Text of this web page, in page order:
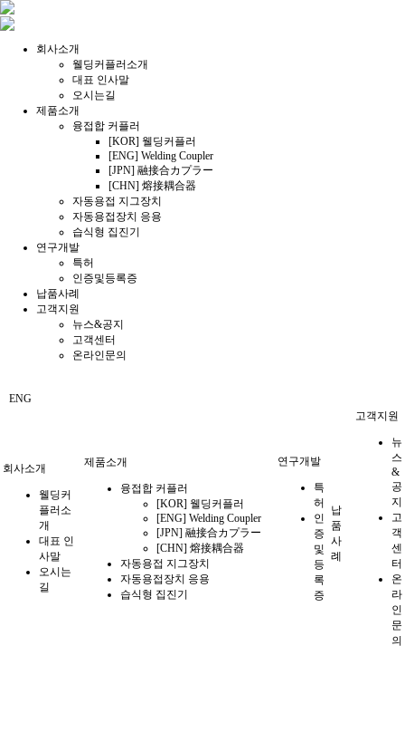
회사소개
웰딩커플러소개
대표 인사말
오시는길
제품소개
융접합 커플러
[KOR] 웰딩커플러
[ENG] Welding Coupler
[JPN] 融接合カプラー
[CHN] 熔接耦合器
자동용접 지그장치
자동용접장치 응용
습식형 집진기
연구개발
특허
인증및등록증
납품사례
고객지원
뉴스&공지
고객센터
온라인문의
ENG
회사소개
웰딩커
플러소
개
대표 인
사말
오시는
길
제품소개
융접합 커플러
[KOR] 웰딩커플러
[ENG] Welding Coupler
[JPN] 融接合カプラー
[CHN] 熔接耦合器
자동용접 지그장치
자동용접장치 응용
습식형 집진기
연구개발
특
허
인
증
및
등
록
증
납
품
사
례
고객지원
뉴
스
&
공
지
고
객
센
터
온
라
인
문
의